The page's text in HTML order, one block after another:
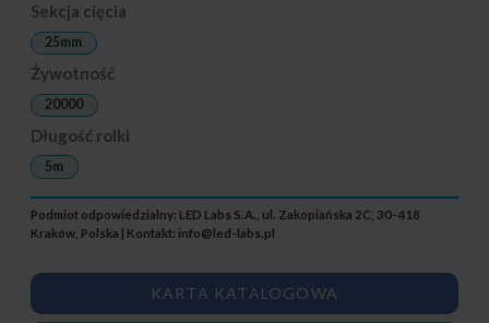
KARTA KATALOGOWA
Sekcja cięcia
25mm
Żywotność
20000
Długość rolki
5m
Podmiot odpowiedzialny: LED Labs S.A., ul. Zakopiańska 2C, 30-418
Kraków, Polska | Kontakt: info@led-labs.pl